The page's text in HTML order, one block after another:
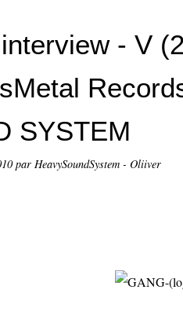
- V
SYSTEM
par HeavySoundSystem - Oliiver